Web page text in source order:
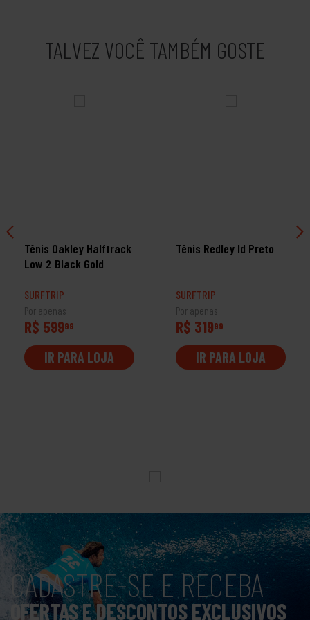
TALVEZ VOCÊ TAMBÉM GOSTE
Tênis Oakley Halftrack
Low 2 Black Gold
SURFTRIP
Por apenas
R$ 59999
IR PARA LOJA
Tênis Redley Id Preto
SURFTRIP
Por apenas
R$ 31999
IR PARA LOJA
CADASTRE-SE E RECEBA
OFERTAS E DESCONTOS EXCLUSIVOS